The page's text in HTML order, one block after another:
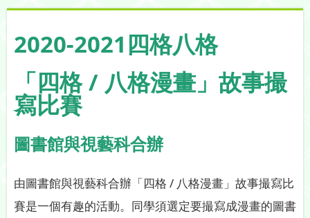
2020-2021四格八格
「四格 / 八格漫畫」故事撮
寫比賽
圖書館與視藝科合辦
由圖書館與視藝科合辦「四格 / 八格漫畫」故事撮寫比
賽是一個有趣的活動。同學須選定要撮寫成漫畫的圖書